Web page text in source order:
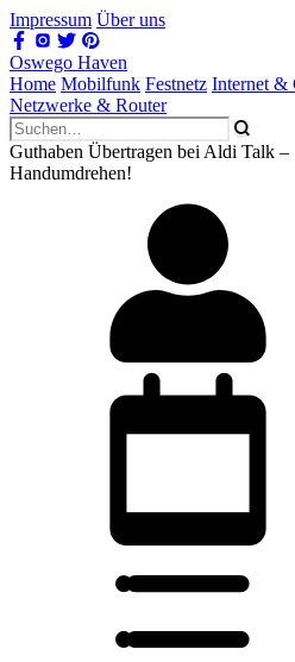
Impressum Über uns
Oswego Haven
Home Mobilfunk Festnetz Internet &
Netzwerke & Router
Guthaben Übertragen bei Aldi Talk
Handumdrehen!